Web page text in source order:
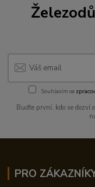
Souhlasím se
Buďte první, kdo se dozví
PRO